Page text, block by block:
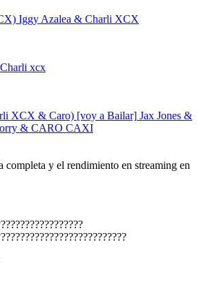
Iggy Azalea & Charli XCX
xcx
XCX & Caro) [voy a Bailar] Jax Jones &
& CARO CAXI
completa y el rendimiento en streaming en